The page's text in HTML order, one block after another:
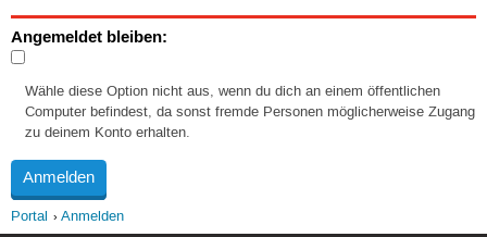
Angemeldet bleiben:
Wähle diese Option nicht aus, wenn du dich an einem öffentlichen
Computer befindest, da sonst fremde Personen möglicherweise Zugang
zu deinem Konto erhalten.
Portal Anmelden